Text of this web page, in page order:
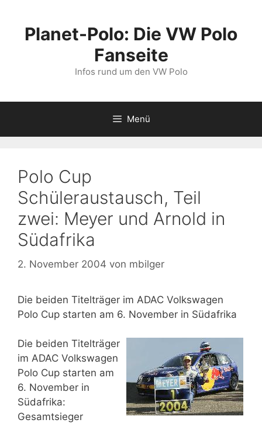
springenPlanet-Polo: Die VW Polo
Fanseite
Infos rund um den VW Polo
Menü
Polo Cup
Schüleraustausch, Teil
zwei: Meyer und Arnold in
Südafrika
2. November 2004 von mbilger
Die beiden Titelträger im ADAC Volkswagen
Polo Cup starten am 6. November in Südafrika
Die beiden Titelträger
im ADAC Volkswagen
Polo Cup starten am
6. November in
Südafrika:
Gesamtsieger